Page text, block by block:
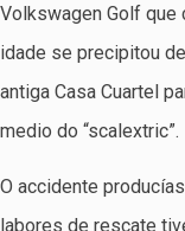
Volkswagen Golf que
idade se precipitou
antiga Casa Cuartel
medio do “scalextric”.
O accidente
labores de rescate